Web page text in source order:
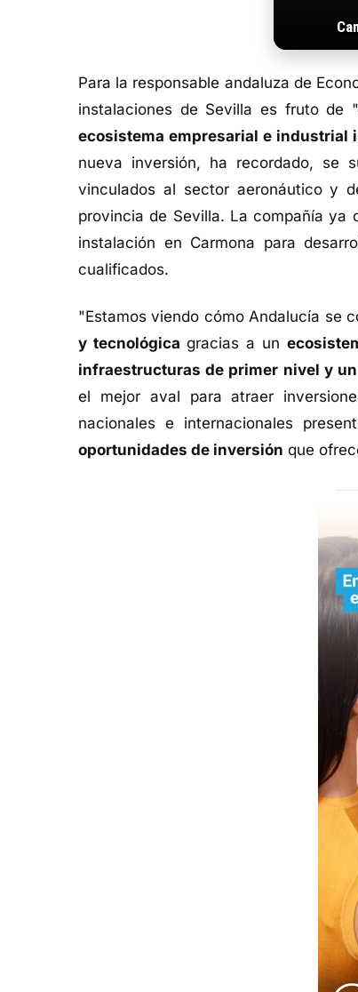
Para la responsable andaluza de
instalaciones de Sevilla es fruto de
ecosistema empresarial e industrial
nueva inversión, ha recordado, se
vinculados al sector aeronáutico y
provincia de Sevilla. La compañía ya
instalación en Carmona para
cualificados.
"Estamos viendo cómo Andalucía se
y tecnológica gracias a un
infraestructuras de primer nivel y
el mejor aval para atraer
nacionales e internacionales
oportunidades de inversión que